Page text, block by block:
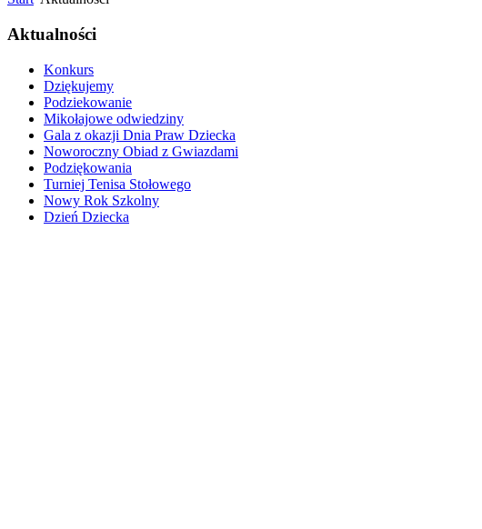
Aktualności
Konkurs
Dziękujemy
Podziekowanie
Mikołajowe odwiedziny
Gala z okazji Dnia Praw Dziecka
Noworoczny Obiad z Gwiazdami
Podziękowania
Turniej Tenisa Stołowego
Nowy Rok Szkolny
Dzień Dziecka